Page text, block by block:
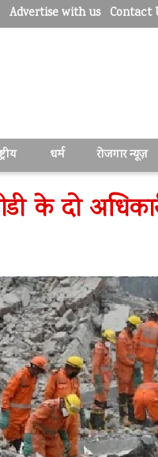
Advertise with us Contact
धर्म रोजगार न्यूज़
के दो